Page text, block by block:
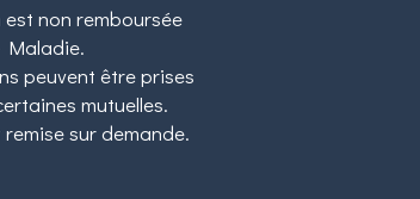
non remboursée
Maladie.
peuvent être prises
mutuelles.
sur demande.